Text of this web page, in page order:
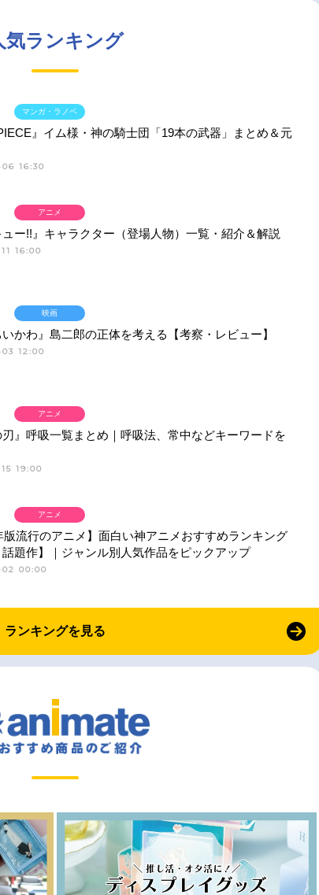
気ランキング
』イム様・神の騎士団「19本の武器」まとめ＆元
16:30
マンガ・ラノベ
ー!!』キャラクター（登場人物）一覧・紹介＆解説
16:00
アニメ
かわ』島二郎の正体を考える【考察・レビュー】
12:00
映画
』呼吸一覧まとめ｜呼吸法、常中などキーワードを
19:00
アニメ
版流行のアニメ】面白い神アニメおすすめランキング
題作】｜ジャンル別人気作品をピックアップ
00:00
アニメ
ランキングを見る